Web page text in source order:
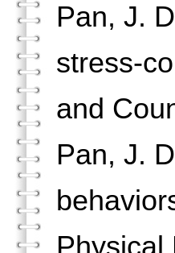
Pan, J.
stress-
and
Pan, J.
Physical